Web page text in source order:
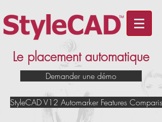
Le placement automatique
Demander une démo
StyleCAD V12 Automarker Features